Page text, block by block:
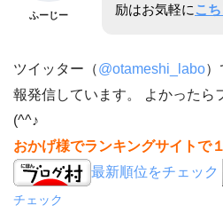
ふーじー
励はお気軽にこ
ツイッター（@otameshi_labo
報発信しています。 よかったら
(^^♪
おかげ様でランキングサイトで
最新順位をチェック
チェック